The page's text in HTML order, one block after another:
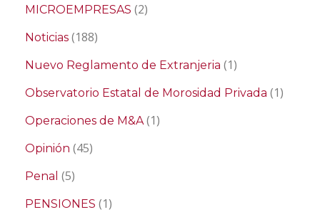
MICROEMPRESAS (2)
Noticias (188)
Nuevo Reglamento de Extranjeria (1)
Observatorio Estatal de Morosidad Privada (1)
Operaciones de M&A(1)
Opinión (45)
Penal (5)
PENSIONES (1)